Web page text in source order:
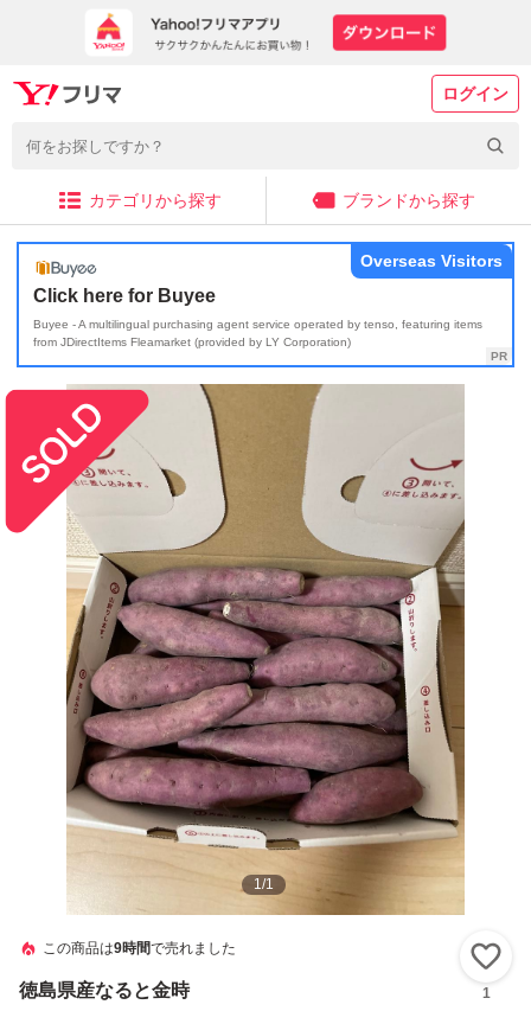
ログイン
カテゴリから探す ブランドから探す
Click here for Buyee
Buyee - A multilingual purchasing agent service operated by tenso, featuring items
from JDirectItems Fleamarket (provided by LY Corporation)
Overseas Visitors
1/1
この商品は9時間で売れました
徳島県産なると金時 1